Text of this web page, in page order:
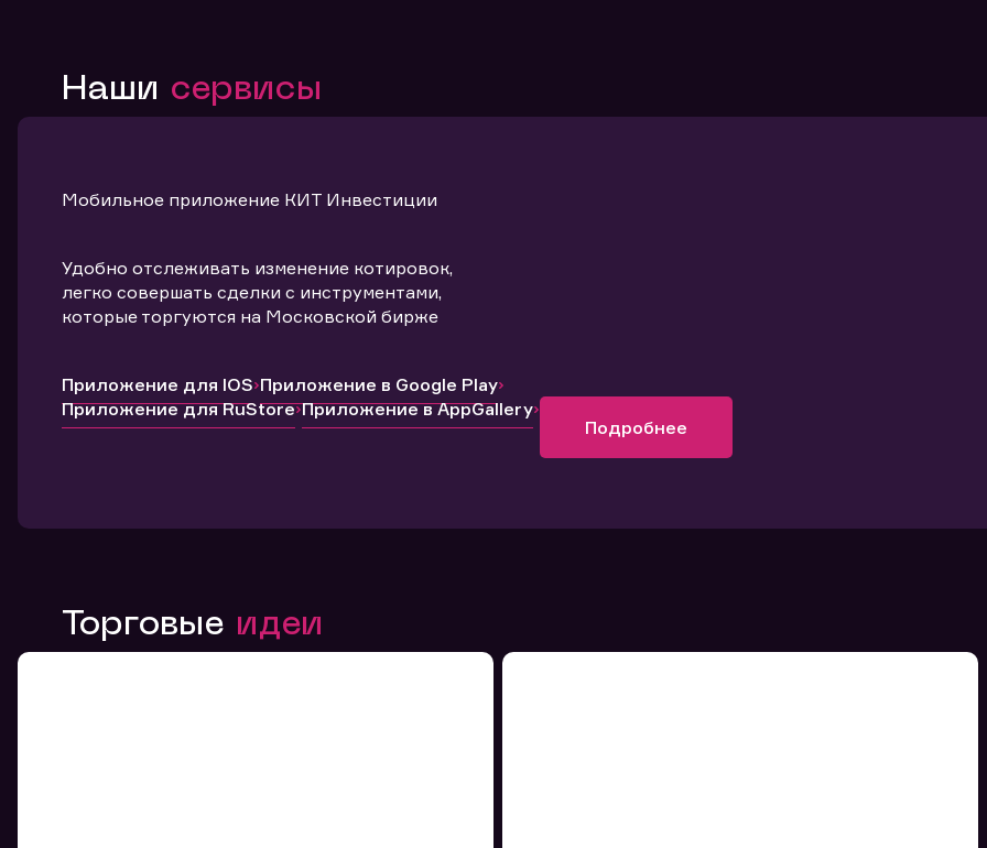
Наши сервисы
Мобильное приложение КИТ Инвестиции
Удобно отслеживать изменение котировок,
легко совершать сделки с инструментами,
которые торгуются на Московской бирже
Приложение для IOS Приложение в Google Play
Приложение для RuStore Приложение в AppGallery
Подробнее
Торговые идеи